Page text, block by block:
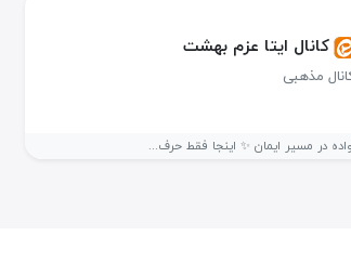
کانال ایتا عزم بهشت
مذهبی
در مسیر ایمان ✨ اینجا فقط حرف...